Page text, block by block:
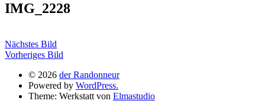
IMG_2228
Nächstes Bild
Vorheriges Bild
© 2026 der Randonneur
Powered by WordPress.
Theme: Werkstatt von Elmastudio